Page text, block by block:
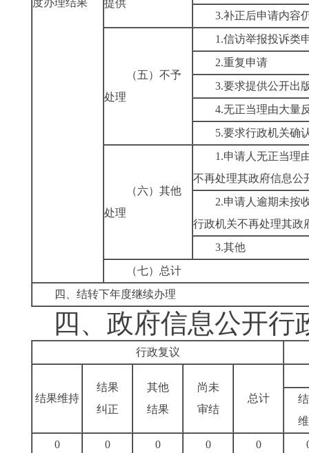
度办理结果
提供
3.补正后申请内容
（五）不予
处理
1.信访举报投诉类
2.重复申请
3.要求提供公开出
4.无正当理由大量
5.要求行政机关确
（六）其他
处理
1.申请人无正当理
不再处理其政府信息公
2.申请人逾期未按
行政机关不再处理其政
3.其他
（七）总计
四、结转下年度继续办理
四、政府信息公开行
行政复议
结果维持
结果
纠正
其他
结果
尚未
审结
总计
0
0 0 0 0